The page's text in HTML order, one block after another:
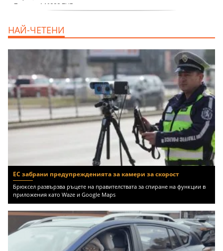
НАЙ-ЧЕТЕНИ
ЕС забрани предупрежденията за камери за скорост
Брюксел развързва ръцете на правителствата за спиране на функции в
приложения като Waze и Google Maps